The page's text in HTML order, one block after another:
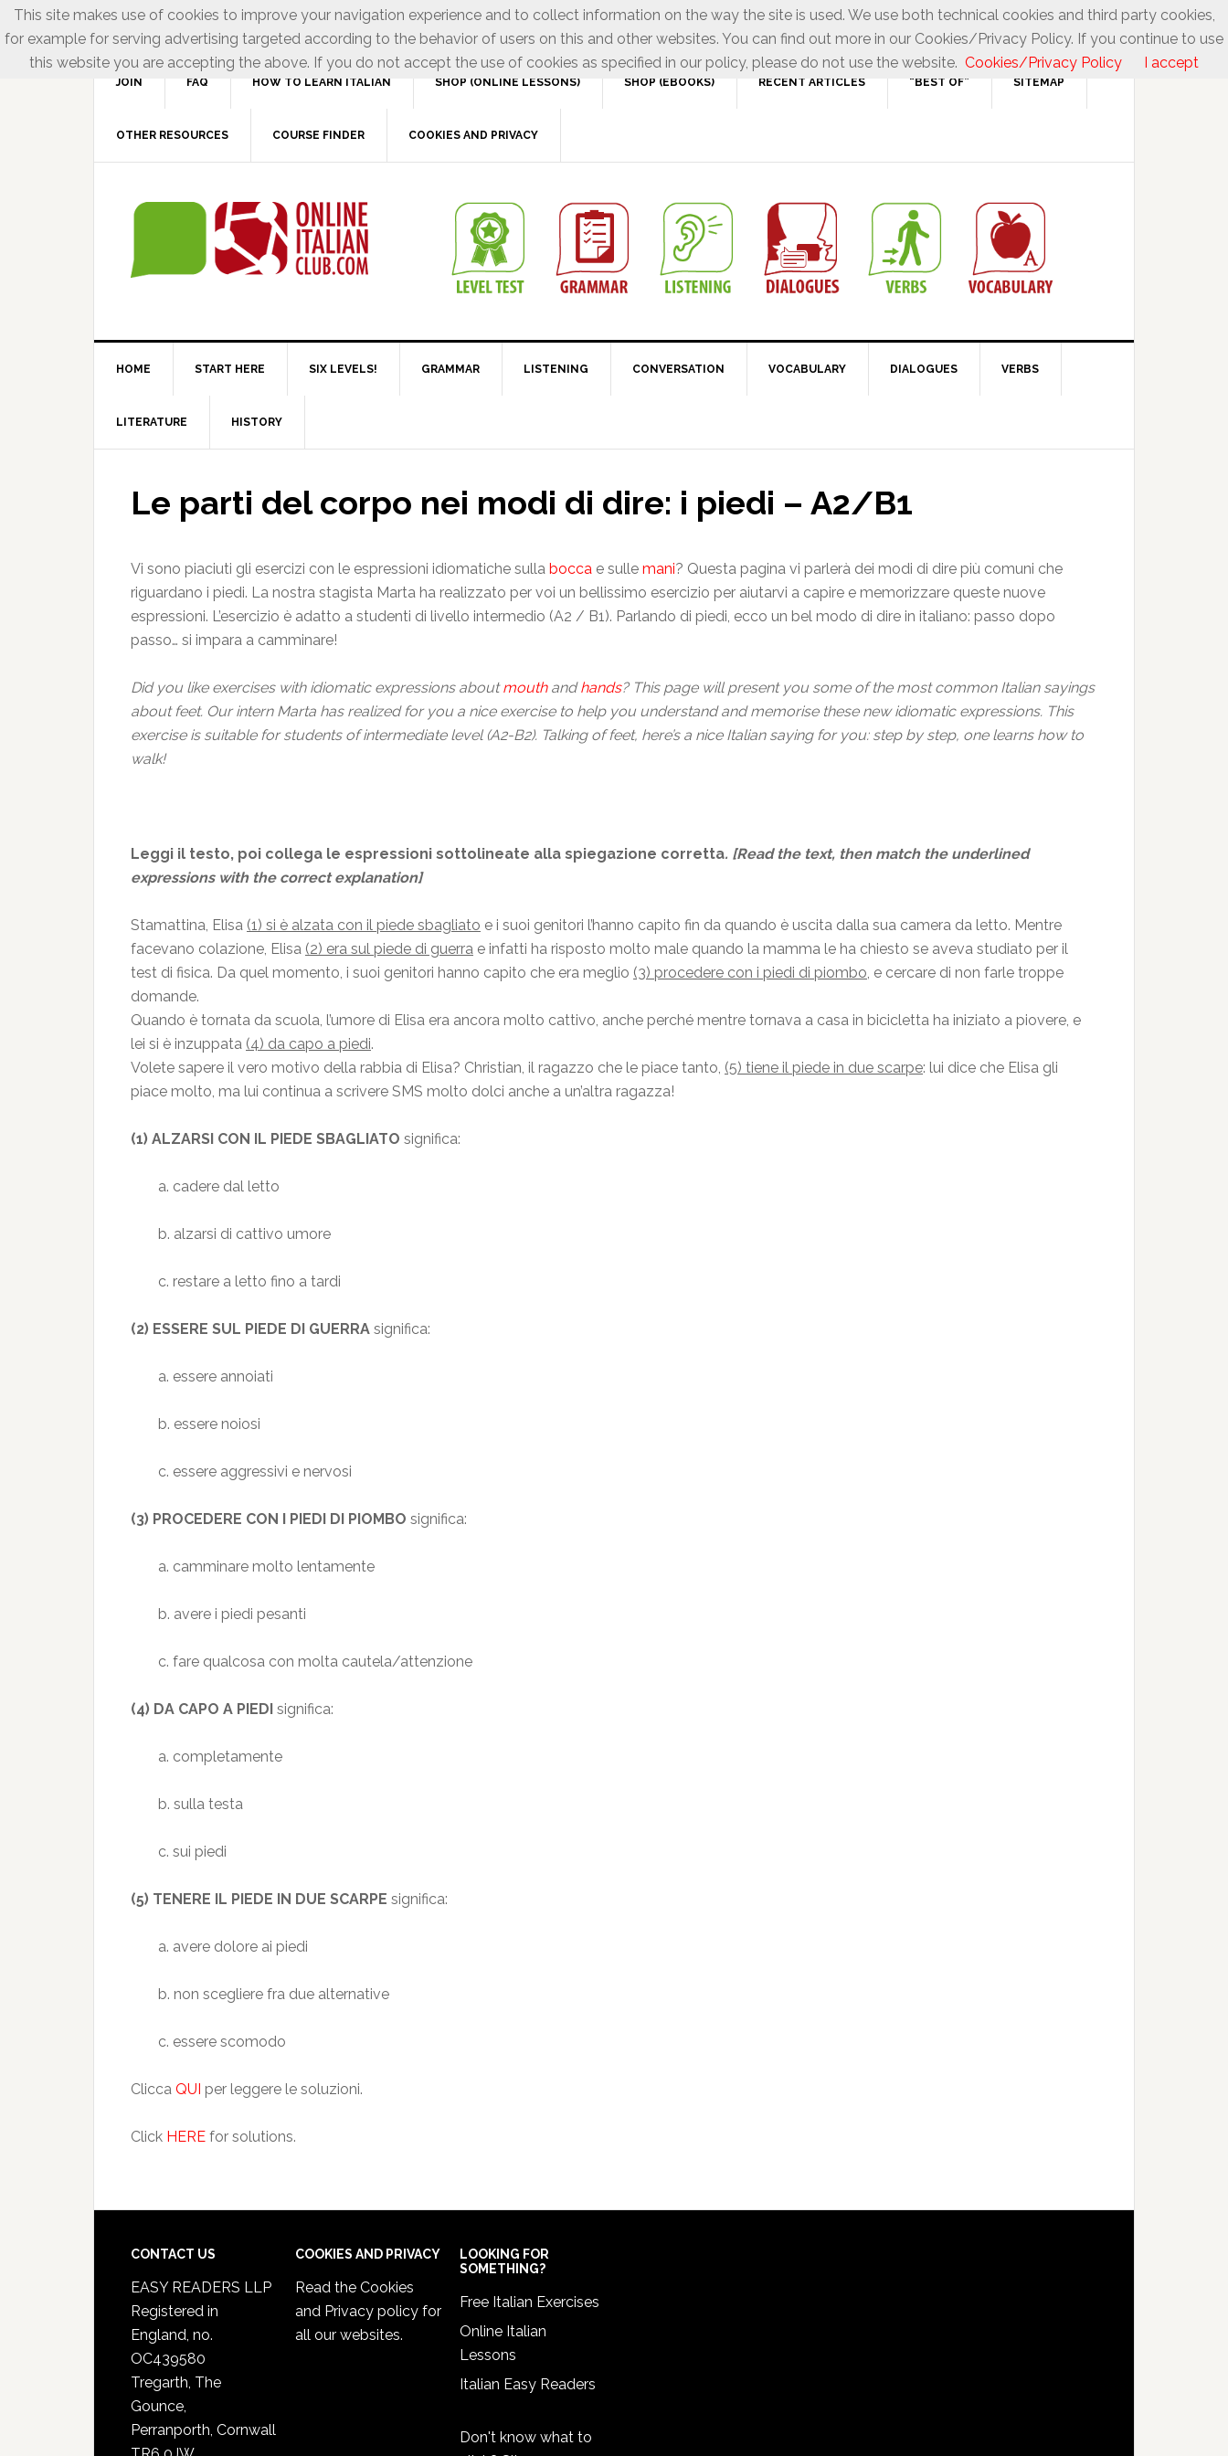
JOIN FAQ HOW TO LEARN ITALIAN SHOP (ONLINE LESSONS) SHOP (EBOOKS) RECENT ARTICLES “BEST OF” SITEMAP
OTHER RESOURCES COURSE FINDER COOKIES AND PRIVACY
HOME START HERE SIX LEVELS! GRAMMAR LISTENING CONVERSATION VOCABULARY DIALOGUES VERBS
LITERATURE HISTORY
Le parti del corpo nei modi di dire: i piedi – A2/B1
Vi sono piaciuti gli esercizi con le espressioni idiomatiche sulla bocca e sulle mani? Questa pagina vi parlerà dei modi di dire più comuni che
riguardano i piedi. La nostra stagista Marta ha realizzato per voi un bellissimo esercizio per aiutarvi a capire e memorizzare queste nuove
espressioni. L’esercizio è adatto a studenti di livello intermedio (A2 / B1). Parlando di piedi, ecco un bel modo di dire in italiano: passo dopo
passo… si impara a camminare!
Did you like exercises with idiomatic expressions aboutmouthandhands? This page will present you some of the most common Italian sayings
about feet. Our intern Marta has realized for you a nice exercise to help you understand and memorise these new idiomatic expressions. This
exercise is suitable for students of intermediate level (A2-B2). Talking of feet, here’s a nice Italian saying for you: step by step, one learns how to
walk!
Leggi il testo, poi collega le espressioni sottolineate alla spiegazione corretta. [Read the text, then match the underlined
expressions with the correct explanation]
Stamattina, Elisa (1) si è alzata con il piede sbagliato e i suoi genitori l’hanno capito fin da quando è uscita dalla sua camera da letto. Mentre
facevano colazione, Elisa (2) era sul piede di guerra e infatti ha risposto molto male quando la mamma le ha chiesto se aveva studiato per il
test di fisica. Da quel momento, i suoi genitori hanno capito che era meglio (3) procedere con i piedi di piombo, e cercare di non farle troppe
domande.
Quando è tornata da scuola, l’umore di Elisa era ancora molto cattivo, anche perché mentre tornava a casa in bicicletta ha iniziato a piovere, e
lei si è inzuppata (4) da capo a piedi.
Volete sapere il vero motivo della rabbia di Elisa? Christian, il ragazzo che le piace tanto, (5) tiene il piede in due scarpe: lui dice che Elisa gli
piace molto, ma lui continua a scrivere SMS molto dolci anche a un’altra ragazza!
(1) ALZARSI CON IL PIEDE SBAGLIATO significa:
a. cadere dal letto
b. alzarsi di cattivo umore
c. restare a letto fino a tardi
(2) ESSERE SUL PIEDE DI GUERRA significa:
a. essere annoiati
b. essere noiosi
c. essere aggressivi e nervosi
(3) PROCEDERE CON I PIEDI DI PIOMBO significa:
a. camminare molto lentamente
b. avere i piedi pesanti
c. fare qualcosa con molta cautela/attenzione
(4) DA CAPO A PIEDI significa:
a. completamente
b. sulla testa
c. sui piedi
(5) TENERE IL PIEDE IN DUE SCARPE significa:
a. avere dolore ai piedi
b. non scegliere fra due alternative
c. essere scomodo
Clicca QUI per leggere le soluzioni.
Click HERE for solutions.
CONTACT US
EASY READERS LLP
Registered in
England, no.
OC439580
Tregarth, The
Gounce,
Perranporth, Cornwall
COOKIES AND PRIVACY
Read the Cookies
and Privacy policy for
all our websites.
LOOKING FOR
SOMETHING?
Free Italian Exercises
Online Italian
Lessons
Italian Easy Readers
Don't know what to
This site makes use of cookies to improve your navigation experience and to collect information on the way the site is used. We use both technical cookies and third party cookies,
for example for serving advertising targeted according to the behavior of users on this and other websites. You can find out more in our Cookies/Privacy Policy. If you continue to use
this website you are accepting the above. If you do not accept the use of cookies as specified in our policy, please do not use the website. Cookies/Privacy Policy I accept